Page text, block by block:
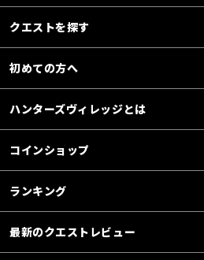
クエストを探す
初めての方へ
ハンターズヴィレッジとは
コインショップ
ランキング
最新のクエストレビュー